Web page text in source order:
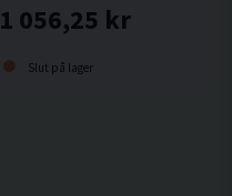
1 056,25 kr
Slut på lager